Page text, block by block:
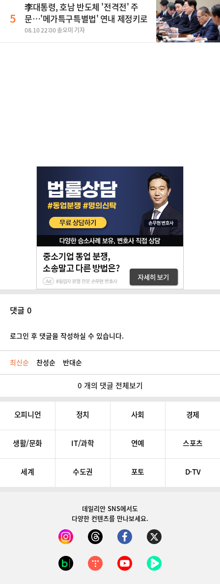
5
李대통령, 호남 반도체 '전격전' 주
문…'메가특구특별법' 연내 제정키로
08.10 22:00 송오미 기자
댓글 0
로그인 후 댓글을 작성하실 수 있습니다.
최신순 찬성순 반대순
0 개의 댓글 전체보기
오피니언 정치 사회 경제
생활/문화 IT/과학 연예 스포츠
세계 수도권 포토 D-TV
데일리안 SNS에서도
다양한 컨텐츠를 만나보세요.